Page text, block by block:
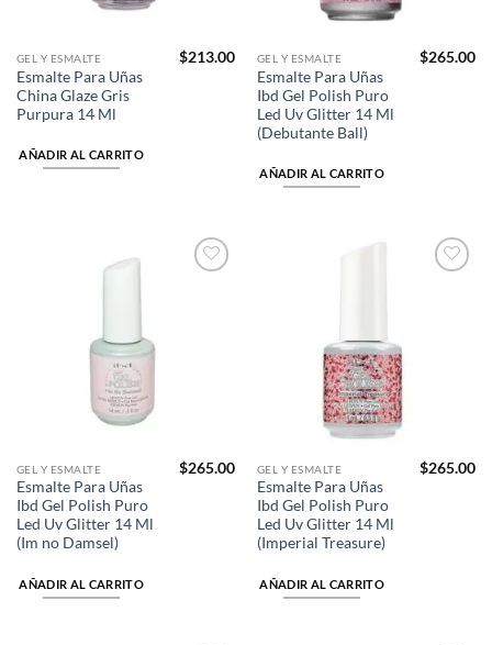
GEL Y ESMALTE
Esmalte Para Uñas
China Glaze Gris
Purpura 14 Ml
$213.00
AÑADIR AL CARRITO
GEL Y ESMALTE
Esmalte Para Uñas
Ibd Gel Polish Puro
Led Uv Glitter 14 Ml
(Debutante Ball)
$265.00
AÑADIR AL CARRITO
GEL Y ESMALTE
Esmalte Para Uñas
Ibd Gel Polish Puro
Led Uv Glitter 14 Ml
(Im no Damsel)
$265.00
AÑADIR AL CARRITO
GEL Y ESMALTE
Esmalte Para Uñas
Ibd Gel Polish Puro
Led Uv Glitter 14 Ml
(Imperial Treasure)
$265.00
AÑADIR AL CARRITO